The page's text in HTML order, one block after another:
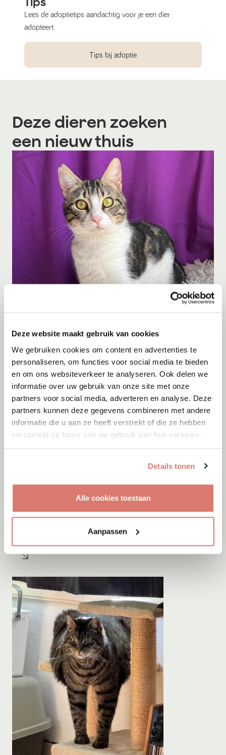
Deze website maakt gebruik van cookies
We gebruiken cookies om content en advertenties te
personaliseren, om functies voor social media te bieden
en om ons websiteverkeer te analyseren. Ook delen we
informatie over uw gebruik van onze site met onze
partners voor social media, adverteren en analyse. Deze
partners kunnen deze gegevens combineren met andere
informatie die u aan ze heeft verstrekt of die ze hebben
verzameld op basis van uw gebruik van hun services.
Details tonen
Alle cookies toestaan
Aanpassen
Lees de adoptietips aandachtig voor je een dier
adopteert.
Tips bij adoptie
Deze dieren zoeken
een nieuw thuis
Jumby